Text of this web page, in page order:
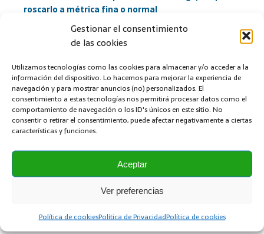
Gestionar el consentimiento
de las cookies
Utilizamos tecnologías como las cookies para almacenar y/o acceder a la
información del dispositivo. Lo hacemos para mejorar la experiencia de
navegación y para mostrar anuncios (no) personalizados. El
consentimiento a estas tecnologías nos permitirá procesar datos como el
comportamiento de navegación o los ID's únicos en este sitio. No
consentir o retirar el consentimiento, puede afectar negativamente a ciertas
características y funciones.
Aceptar
Ver preferencias
Política de cookiesPolítica de PrivacidadPolítica de cookies
roscarlo a métrica fina o normal
HERRAMIENTAS
ANTERIOR
Velocidad de corte con brocas helicoidales
SIGUIENTE
Diámetro de la broca para realizar un agujero y
roscarlo a métrica fina o normal
3 COMMENTS
EL 15 JULIO, 2015 A LAS 19:31